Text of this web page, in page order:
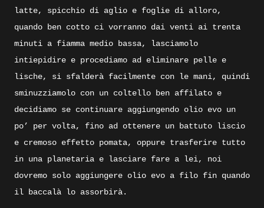
latte, spicchio di aglio e foglie di alloro,
quando ben cotto ci vorranno dai venti ai trenta
minuti a fiamma medio bassa, lasciamolo
intiepidire e procediamo ad eliminare pelle e
lische, si sfalderà facilmente con le mani, quindi
sminuzziamolo con un coltello ben affilato e
decidiamo se continuare aggiungendo olio evo un
po’ per volta, fino ad ottenere un battuto liscio
e cremoso effetto pomata, oppure trasferire tutto
in una planetaria e lasciare fare a lei, noi
dovremo solo aggiungere olio evo a filo fin quando
il baccalà lo assorbirà.